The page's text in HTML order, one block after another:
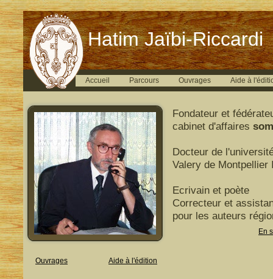
Hatim Jaïbi-Riccardi
Accueil Parcours Ouvrages Aide à
Fondateur et
cabinet d'affaires
Docteur de
Valery de Montpellier
Ecrivain et poète
Correcteur et
pour les auteurs
En
Ouvrages Aide à l'édition